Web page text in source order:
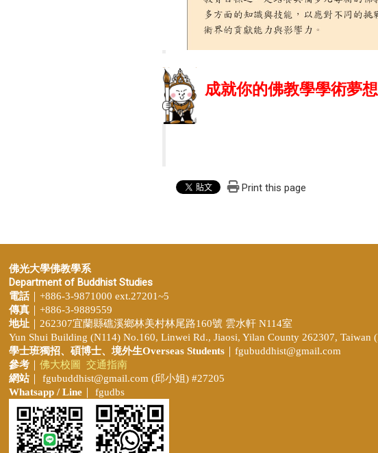
成就你的佛教學學術夢想
Print this page
佛光大學佛教學系
Department of Buddhist Studies
電話｜+886-3-9871000 ext.27201~5
傳真 ｜+886-3-9889559
地址 ｜262307宜蘭縣礁溪鄉林美村林尾路160號 雲水軒 N114室
Yun Shui Building (N114) No.160, Linwei Rd., Jiaosi, Yilan County 262307, Taiwan
學士班獨招、 碩博士、境外生Overseas Students
fgubuddhist@gmail.com
參考
佛大校圖
交通指南
網站｜ fgubuddhist@gmail.com (邱小姐) #27205
Whatsapp / Line ｜ fgudbs